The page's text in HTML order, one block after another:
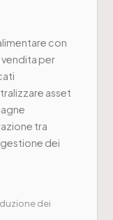
con
per
asset
tra
dei
dei